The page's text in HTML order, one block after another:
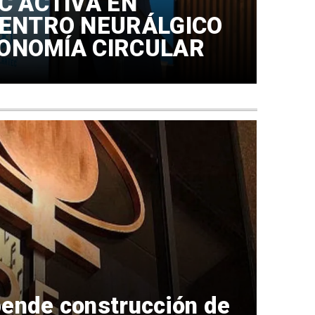
NEURÁLGICO
CIRCULAR
construcción de